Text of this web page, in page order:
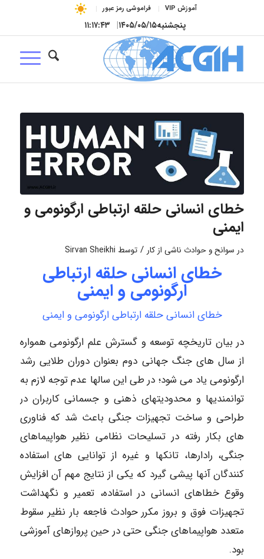
آموزش VIP فراموشی رمز عبور
پنجشنبه۱۴۰۵/۰۵/۱۵| ۱۱:۱۷:۴۴
خطای انسانی حلقه ارتباطی ارگونومی و
ایمنی
در سوانح و حوادث ناشی از کار / توسط Sirvan Sheikhi
خطای انسانی حلقه ارتباطی
ارگونومی و ایمنی
خطای انسانی حلقه ارتباطی ارگونومی و ایمنی
در بیان تاریخچه توسعه و گسترش علم ارگونومی همواره
از سال های جنگ جهانی دوم بعنوان دوران طلایی رشد
ارگونومی یاد می شود؛ در طی این سالها عدم توجه لازم به
توانمندیها و محدودیتهای ذهنی و جسمانی کاربران در
طراحی و ساخت تجهیزات جنگی باعث شد که فناوری
های بکار رفته در تسلیحات نظامی نظیر هواپیماهای
جنگی، رادارها، تانکها و غیره از توانایی های استفاده
کنندگان آنها پیشی گیرد که یکی از نتایج مهم آن افزایش
وقوع خطاهای انسانی در استفاده، تعمیر و نگهداشت
تجهیزات فوق و بروز مکرر حوادث فاجعه بار نظیر سقوط
متعدد هواپیماهای جنگی حتی در حین پروازهای آموزشی
بود.